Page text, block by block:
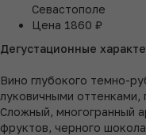
Севастополе
Цена 1860 ₽
Дегустационные
Вино глубокого темно-
луковичными
Сложный, многогранный
фруктов, черного